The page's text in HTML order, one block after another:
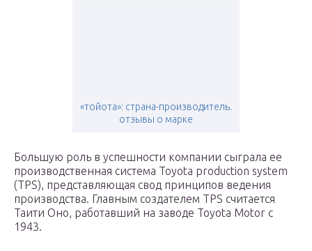
«тойота»: страна-производитель.
отзывы о марке
Большую роль в успешности компании сыграла ее
производственная система Toyota production system
(TPS), представляющая свод принципов ведения
производства. Главным создателем TPS считается
Таити Оно, работавший на заводе Toyota Motor с
1943.